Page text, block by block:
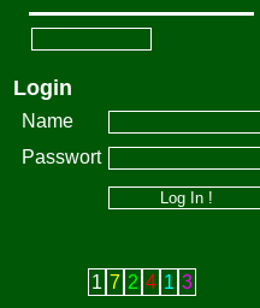
Login
Name
Passwort
1 7 2 4 1 3